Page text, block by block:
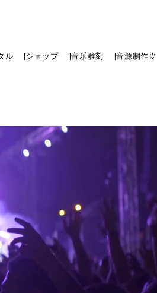
ル |ショップ |音乐雕刻 |音源制作※